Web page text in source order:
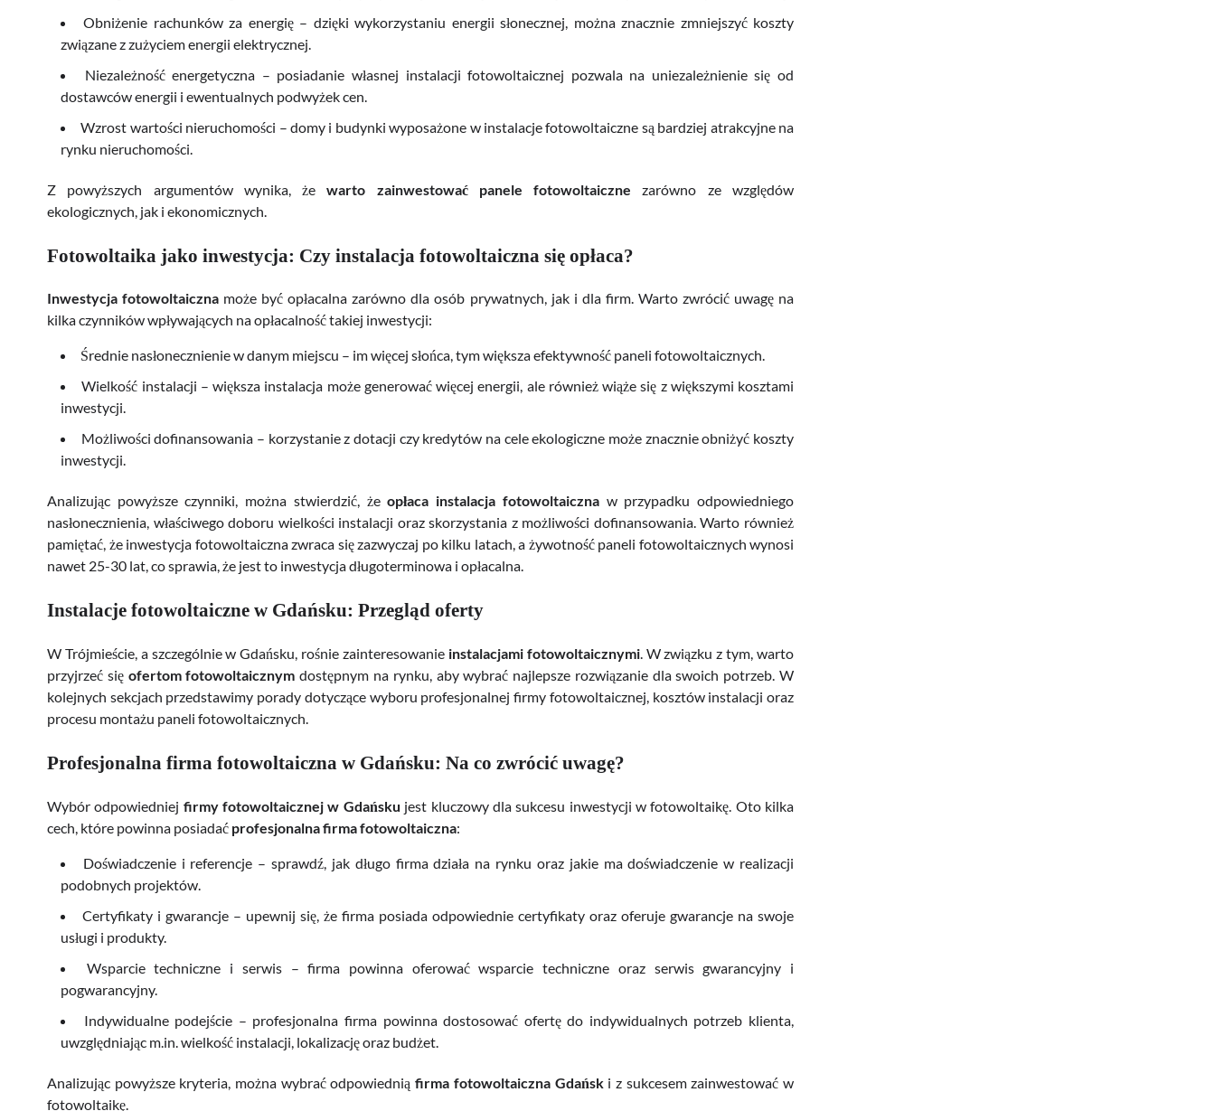
Obniżenie rachunków za energię – dzięki wykorzystaniu energii słonecznej, można znacznie zmniejszyć koszty
związane z zużyciem energii elektrycznej.
Niezależność energetyczna – posiadanie własnej instalacji fotowoltaicznej pozwala na uniezależnienie się od
dostawców energii i ewentualnych podwyżek cen.
Wzrost wartości nieruchomości – domy i budynki wyposażone w instalacje fotowoltaiczne są bardziej atrakcyjne na
rynku nieruchomości.
Z powyższych argumentów wynika, żewarto zainwestować panele fotowoltaiczne zarówno ze względów
ekologicznych, jak i ekonomicznych.
Fotowoltaika jako inwestycja: Czy instalacja fotowoltaiczna się opłaca?
Inwestycja fotowoltaiczna może być opłacalna zarówno dla osób prywatnych, jak i dla firm. Warto zwrócić uwagę na
kilka czynników wpływających na opłacalność takiej inwestycji:
Średnie nasłonecznienie w danym miejscu – im więcej słońca, tym większa efektywność paneli fotowoltaicznych.
Wielkość instalacji – większa instalacja może generować więcej energii, ale również wiąże się z większymi kosztami
inwestycji.
Możliwości dofinansowania – korzystanie z dotacji czy kredytów na cele ekologiczne może znacznie obniżyć koszty
inwestycji.
Analizując powyższe czynniki, można stwierdzić, żeopłaca instalacja fotowoltaicznaw przypadku odpowiedniego
nasłonecznienia, właściwego doboru wielkości instalacji oraz skorzystania z możliwości dofinansowania. Warto również
pamiętać, że inwestycja fotowoltaiczna zwraca się zazwyczaj po kilku latach, a żywotność paneli fotowoltaicznych wynosi
nawet 25-30 lat, co sprawia, że jest to inwestycja długoterminowa i opłacalna.
Instalacje fotowoltaiczne w Gdańsku: Przegląd oferty
W Trójmieście, a szczególnie w Gdańsku, rośnie zainteresowanie instalacjami fotowoltaicznymi. W związku z tym, warto
przyjrzeć się ofertom fotowoltaicznym dostępnym na rynku, aby wybrać najlepsze rozwiązanie dla swoich potrzeb. W
kolejnych sekcjach przedstawimy porady dotyczące wyboru profesjonalnej firmy fotowoltaicznej, kosztów instalacji oraz
procesu montażu paneli fotowoltaicznych.
Profesjonalna firma fotowoltaiczna w Gdańsku: Na co zwrócić uwagę?
Wybór odpowiedniej firmy fotowoltaicznej w Gdańsku jest kluczowy dla sukcesu inwestycji w fotowoltaikę. Oto kilka
cech, które powinna posiadać profesjonalna firma fotowoltaiczna:
Doświadczenie i referencje – sprawdź, jak długo firma działa na rynku oraz jakie ma doświadczenie w realizacji
podobnych projektów.
Certyfikaty i gwarancje – upewnij się, że firma posiada odpowiednie certyfikaty oraz oferuje gwarancje na swoje
usługi i produkty.
Wsparcie techniczne i serwis – firma powinna oferować wsparcie techniczne oraz serwis gwarancyjny i
pogwarancyjny.
Indywidualne podejście – profesjonalna firma powinna dostosować ofertę do indywidualnych potrzeb klienta,
uwzględniając m.in. wielkość instalacji, lokalizację oraz budżet.
Analizując powyższe kryteria, można wybrać odpowiedniąfirma fotowoltaiczna Gdański z sukcesem zainwestować w
fotowoltaikę.